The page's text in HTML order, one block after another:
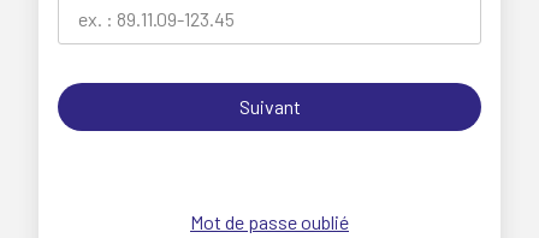
Mot de passe oublié